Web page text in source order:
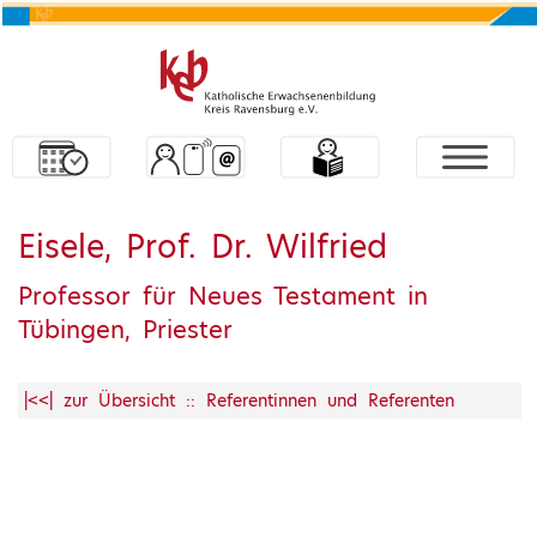
Eisele, Prof. Dr. Wilfried
Professor für Neues Testament in
Tübingen, Priester
|<<| zur Übersicht :: Referentinnen und Referenten